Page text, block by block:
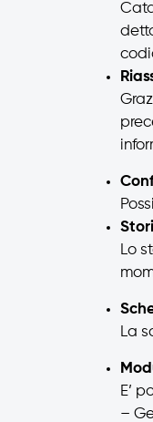
Lo
La
E’
–